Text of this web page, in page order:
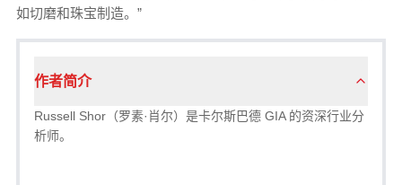
如切磨和珠宝制造。”
作者简介
Russell Shor（罗素·肖尔）是卡尔斯巴德 GIA 的资深行业分
析师。